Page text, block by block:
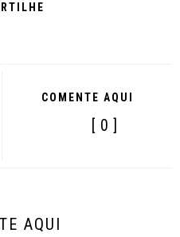
COMENTE AQUI
[ 0 ]
AQUI